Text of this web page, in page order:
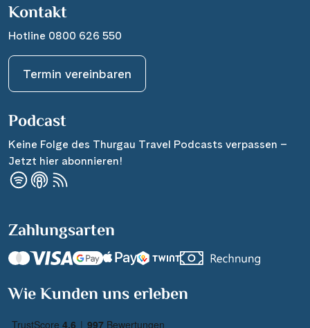
Kontakt
Hotline 0800 626 550
Termin vereinbaren
Podcast
Keine Folge des Thurgau Travel Podcasts verpassen –
Jetzt hier abonnieren!
Zahlungsarten
Wie Kunden uns erleben
Suchen & Buchen